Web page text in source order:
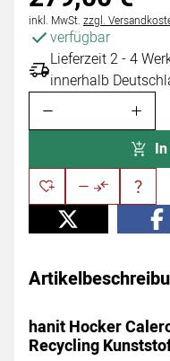
Steuerhinweis:
inkl. MwSt. zzgl.
verfügbar
Lieferzeit 2 - 4
innerhalb
hanit Hocker
Recycling